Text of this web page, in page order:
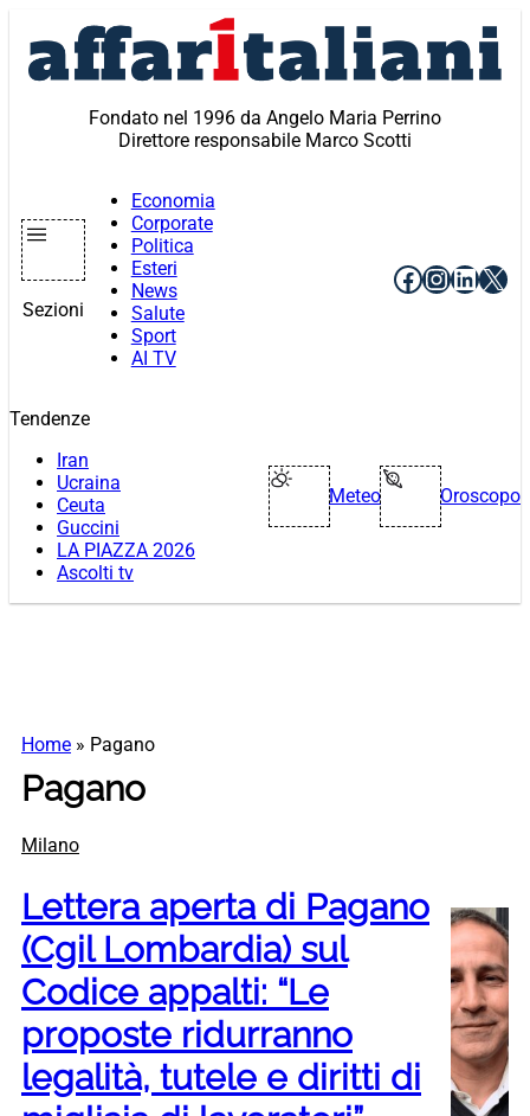
contenuto
Fondato nel 1996 da Angelo Maria Perrino
Direttore responsabile Marco Scotti
Sezioni
Economia
Corporate
Politica
Esteri
News
Salute
Sport
AI TV
Facebook
X
Tendenze
Iran
Ucraina
Ceuta
Guccini
LA PIAZZA 2026
Ascolti tv
Meteo Oroscopo
Home » Pagano
Pagano
Milano
Lettera aperta di Pagano
(Cgil Lombardia) sul
Codice appalti: “Le
proposte ridurranno
legalità, tutele e diritti di